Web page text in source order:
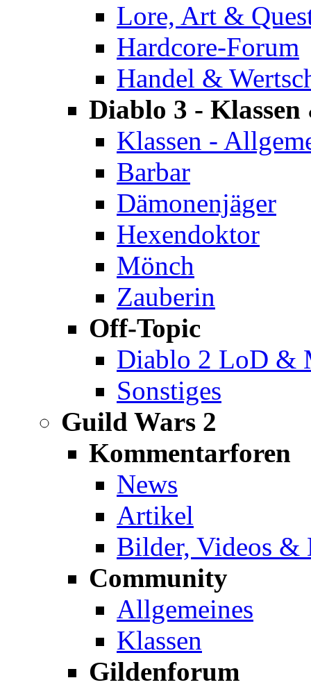
Lore, Art &
Hardcore-Forum
Handel &
Diablo 3 -
Klassen -
Barbar
Dämonenjäger
Hexendoktor
Mönch
Zauberin
Off-Topic
Diablo 2 LoD &
Sonstiges
Guild Wars 2
Kommentarforen
News
Artikel
Bilder, Videos &
Community
Allgemeines
Klassen
Gildenforum